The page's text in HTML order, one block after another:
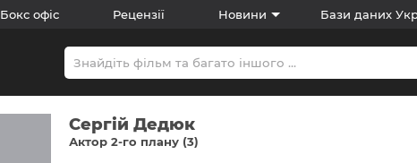
Бокс офіс Рецензії Новини Бази даних
Сергій Дедюк
Актор 2-го плану (3)